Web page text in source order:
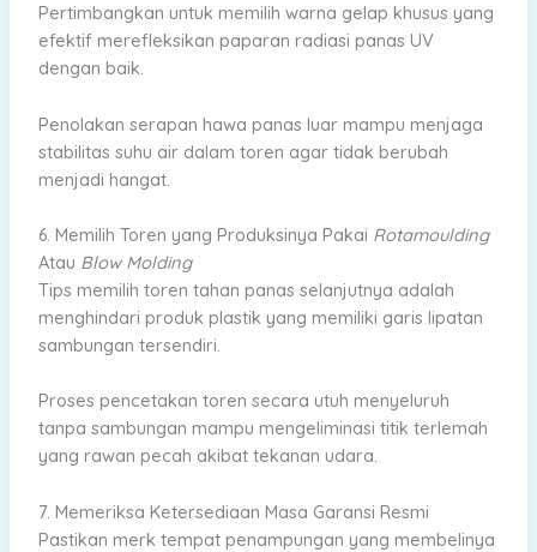
Pertimbangkan untuk memilih warna gelap khusus yang
efektif merefleksikan paparan radiasi panas UV
dengan baik.
Penolakan serapan hawa panas luar mampu menjaga
stabilitas suhu air dalam toren agar tidak berubah
menjadi hangat.
6. Memilih Toren yang Produksinya Pakai Rotamoulding
Atau Blow Molding
Tips memilih toren tahan panas selanjutnya adalah
menghindari produk plastik yang memiliki garis lipatan
sambungan tersendiri.
Proses pencetakan toren secara utuh menyeluruh
tanpa sambungan mampu mengeliminasi titik terlemah
yang rawan pecah akibat tekanan udara.
7. Memeriksa Ketersediaan Masa Garansi Resmi
Pastikan merk tempat penampungan yang membelinya